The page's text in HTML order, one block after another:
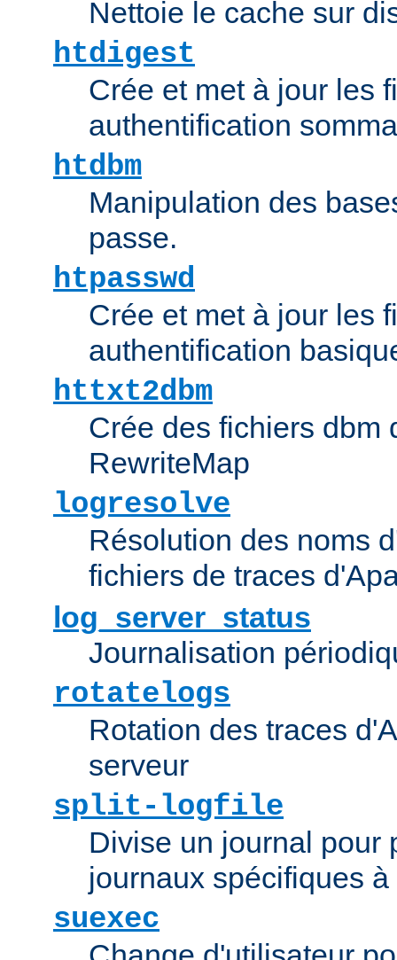
Nettoie le cache sur
htdigest
Crée et met à jour les
authentification
htdbm
Manipulation des
passe.
htpasswd
Crée et met à jour les
authentification
httxt2dbm
Crée des fichiers dbm
RewriteMap
logresolve
Résolution des noms
fichiers de traces
log_server_status
Journalisation
rotatelogs
Rotation des traces
serveur
split-logfile
Divise un journal pour
journaux spécifiques
suexec